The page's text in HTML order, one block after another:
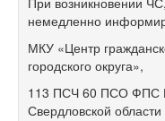
немедленно
МКУ «Центр
городского округа»,
113 ПСЧ 60 ПСО ФПС
Свердловской области